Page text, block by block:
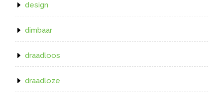
design
dimbaar
draadloos
draadloze